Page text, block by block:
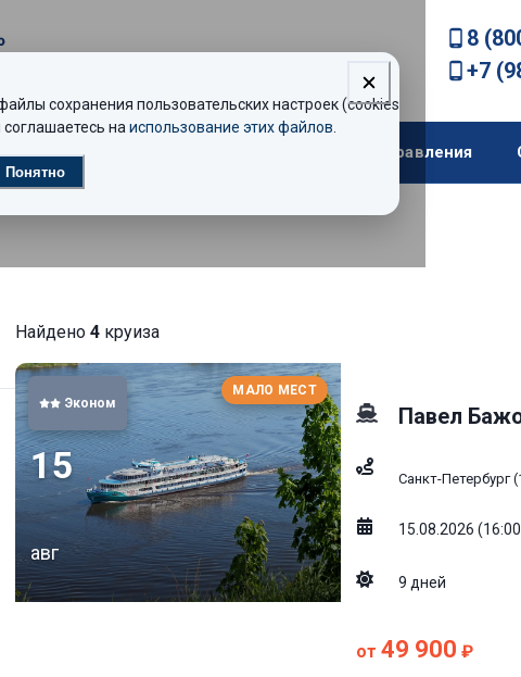
8
+7
Рекомендации Направления
Найдено 4 круиза
Эконом
МАЛО МЕСТ
15
авг
Павел
Санкт-
15.08.2026
9 дней
от 49 900 ₽
сохранения пользовательских настроек (cookies).
на использование этих файлов
Понятно